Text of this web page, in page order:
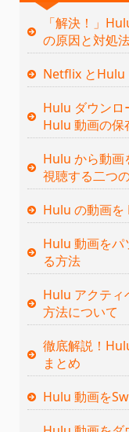
「解決！」
の原因と対処
Netflix とHulu
Hulu ダウンロ
Hulu 動画の保
Hulu から動画
視聴する二つ
Hulu の動画を
Hulu 動画をパ
る方法
Hulu アクティ
方法について
徹底解説！
まとめ
Hulu 動画を